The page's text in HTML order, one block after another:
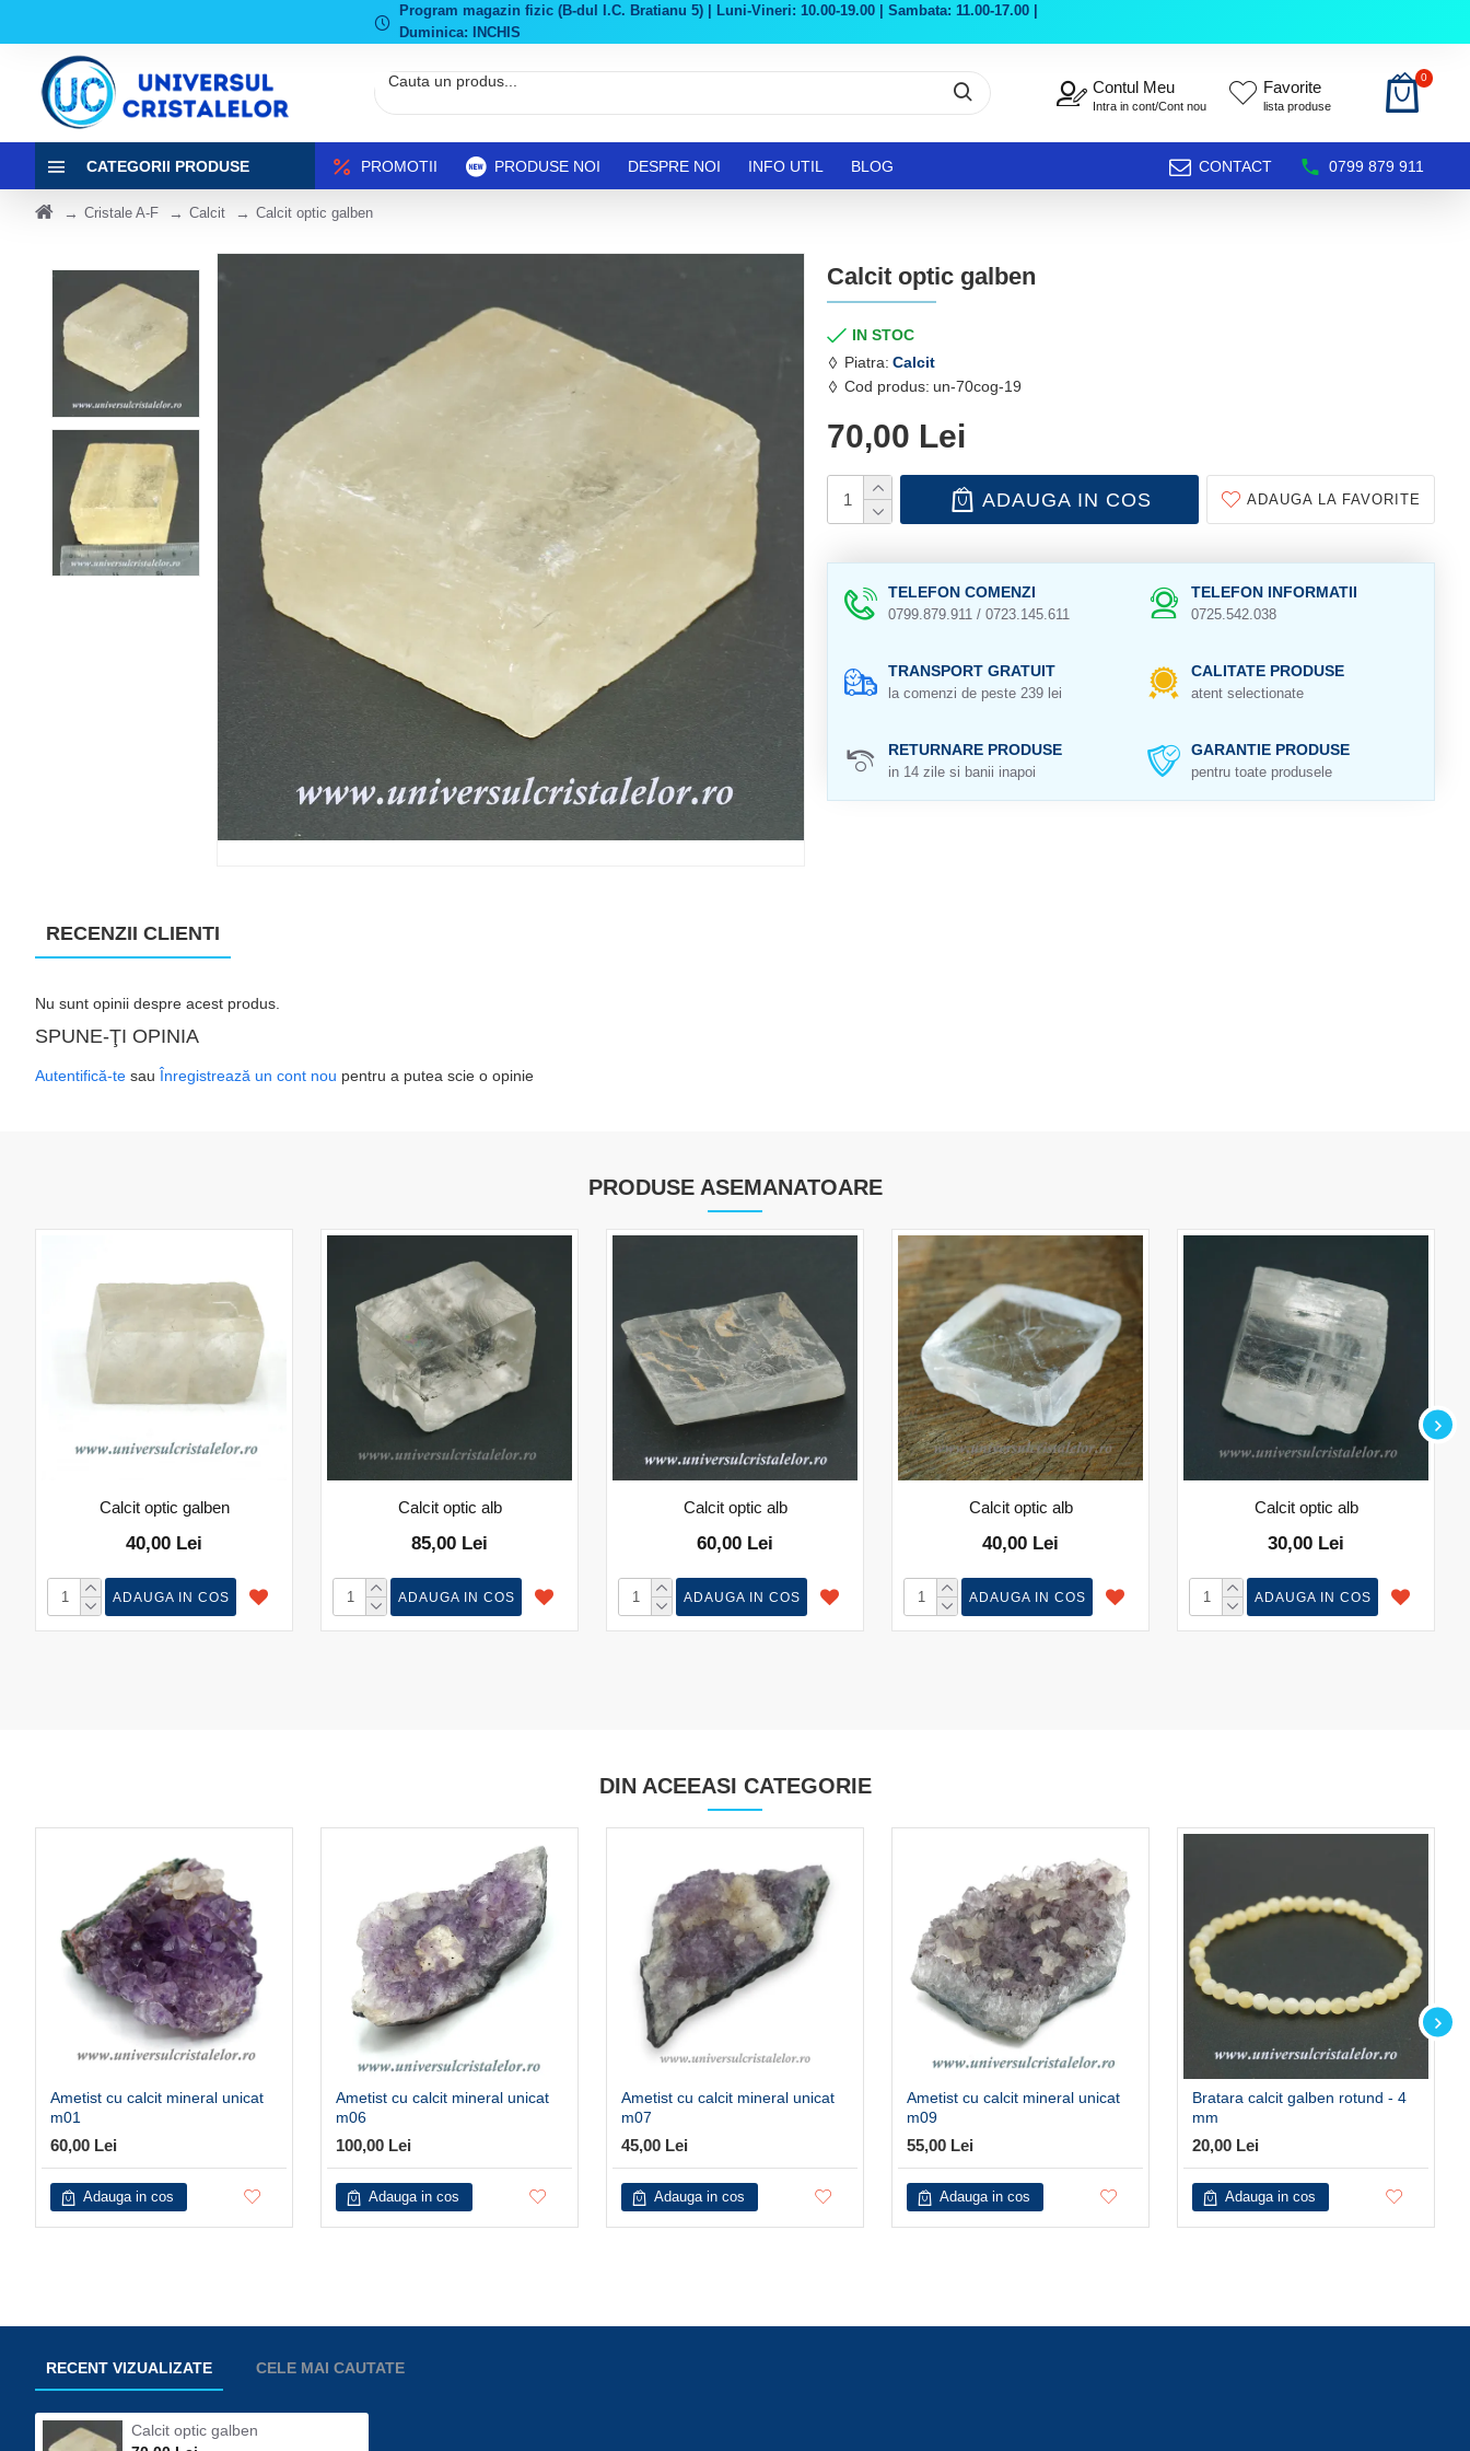
Program magazin fizic (B-dul I.C. Bratianu 5) | Luni-Vineri: 10.00-19.00 | Sambata: 11.00-17.00 |
Duminica: INCHIS
Contul Meu
Intra in cont/Cont nou
Favorite
lista produse
0
CATEGORII PRODUSE PROMOTII PRODUSE NOI DESPRE NOI INFO UTIL BLOG CONTACT 0799 879 911
Cristale A-F Calcit Calcit optic galben
Calcit optic galben
IN STOC
Piatra: Calcit
Cod produs: un-70cog-19
70,00 Lei
ADAUGA IN COS ADAUGA LA FAVORITE
TELEFON COMENZI
0799.879.911 / 0723.145.611
TELEFON INFORMATII
0725.542.038
TRANSPORT GRATUIT
la comenzi de peste 239 lei
CALITATE PRODUSE
atent selectionate
RETURNARE PRODUSE
in 14 zile si banii inapoi
GARANTIE PRODUSE
pentru toate produsele
RECENZII CLIENTI
Nu sunt opinii despre acest produs.
SPUNE-ŢI OPINIA
Autentifică-te sau Înregistrează un cont nou pentru a putea scie o opinie
PRODUSE ASEMANATOARE
Calcit optic galben
40,00 Lei
ADAUGA IN COS
Calcit optic alb
85,00 Lei
ADAUGA IN COS
Calcit optic alb
60,00 Lei
ADAUGA IN COS
Calcit optic alb
40,00 Lei
ADAUGA IN COS
Calcit optic alb
30,00 Lei
ADAUGA IN COS
DIN ACEEASI CATEGORIE
Ametist cu calcit mineral unicat
m01
60,00 Lei
Adauga in cos
Ametist cu calcit mineral unicat
m06
100,00 Lei
Adauga in cos
Ametist cu calcit mineral unicat
m07
45,00 Lei
Adauga in cos
Ametist cu calcit mineral unicat
m09
55,00 Lei
Adauga in cos
Bratara calcit galben rotund - 4
mm
20,00 Lei
Adauga in cos
RECENT VIZUALIZATE CELE MAI CAUTATE
Calcit optic galben